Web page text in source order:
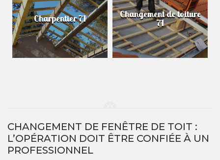
Charpentier 71 Changement de toiture
71
CHANGEMENT DE FENÊTRE DE TOIT :
L’OPÉRATION DOIT ÊTRE CONFIÉE À UN
PROFESSIONNEL